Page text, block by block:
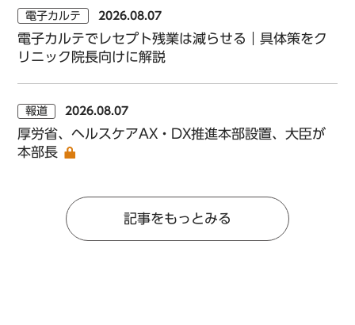
電子カルテ 2026.08.07
電子カルテでレセプト残業は減らせる｜具体策をク
リニック院長向けに解説
報道 2026.08.07
厚労省、ヘルスケアAX・DX推進本部設置、大臣が
本部長
記事をもっとみる